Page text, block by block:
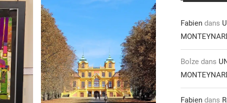
Fabien dans
Bolze dans
Fabien dans